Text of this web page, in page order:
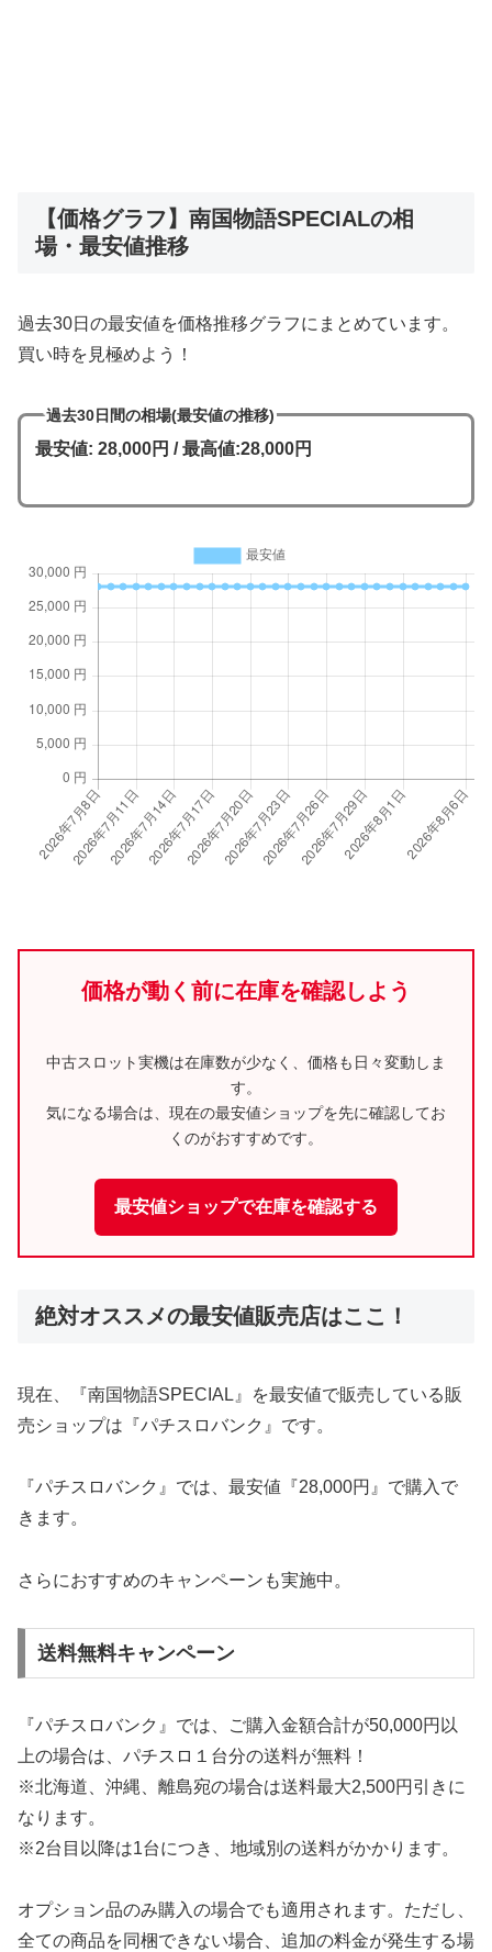
【価格グラフ】南国物語SPECIALの相
場・最安値推移
過去30日の最安値を価格推移グラフにまとめています。
買い時を見極めよう！
過去30日間の相場(最安値の推移)
最安値: 28,000円 / 最高値:28,000円
価格が動く前に在庫を確認しよう
中古スロット実機は在庫数が少なく、価格も日々変動しま
す。
気になる場合は、現在の最安値ショップを先に確認してお
くのがおすすめです。
最安値ショップで在庫を確認する
絶対オススメの最安値販売店はここ！
現在、『南国物語SPECIAL』を最安値で販売している販
売ショップは『パチスロバンク』です。
『パチスロバンク』では、最安値『28,000円』で購入で
きます。
さらにおすすめのキャンペーンも実施中。
送料無料キャンペーン
『パチスロバンク』では、ご購入金額合計が50,000円以
上の場合は、パチスロ１台分の送料が無料！
※北海道、沖縄、離島宛の場合は送料最大2,500円引きに
なります。
※2台目以降は1台につき、地域別の送料がかかります。
オプション品のみ購入の場合でも適用されます。ただし、
全ての商品を同梱できない場合、追加の料金が発生する場